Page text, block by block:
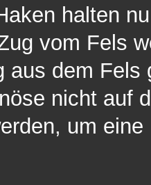
halten
vom Fels
aus dem Fels
nicht auf
um